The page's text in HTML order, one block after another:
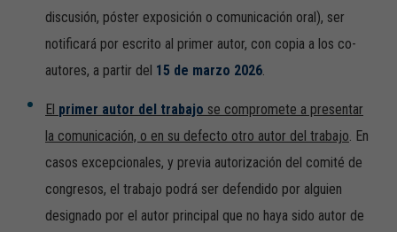
discusión, póster exposición o comunicación oral), ser
notificará por escrito al primer autor, con copia a los co-
autores, a partir del 15 de marzo 2026.
El primer autor del trabajo se compromete a presentar
la comunicación, o en su defecto otro autor del trabajo. En
casos excepcionales, y previa autorización del comité de
congresos, el trabajo podrá ser defendido por alguien
designado por el autor principal que no haya sido autor de